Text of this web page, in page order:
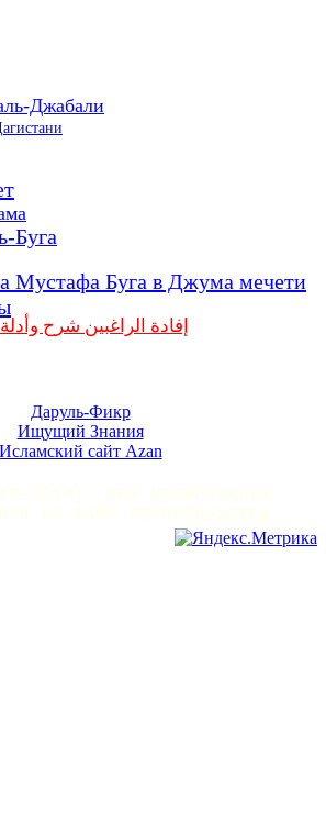
Джабали
Буга
Мустафа Буга в Джума мечети
إفادة الراغبين شرح
Даруль-Фикр
Ищущий Знания
Исламский сайт Azan